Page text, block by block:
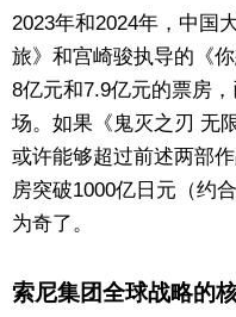
2023年和2024年，中国
旅》和宫崎骏执导的《
8亿元和7.9亿元的票房
场。如果《鬼灭之刃 无
或许能够超过前述两部
房突破1000亿日元（约
为奇了。
索尼集团全球战略的